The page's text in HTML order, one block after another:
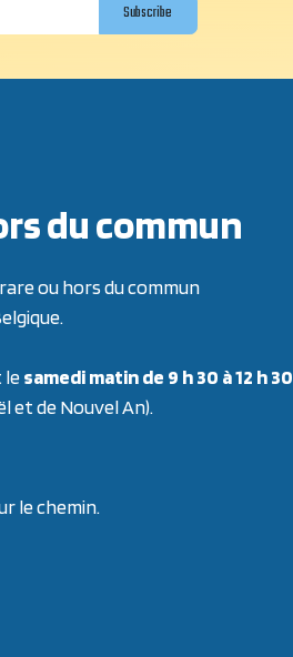
Subscribe
du commun
ou hors du commun
lesamedi matin de 9 h 30 à 12 h 30
et de Nouvel An).
le chemin.